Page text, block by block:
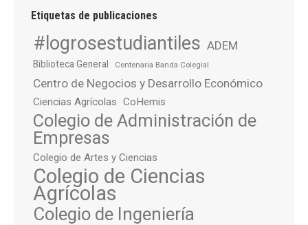
Etiquetas de publicaciones
#logrosestudiantiles ADEM
Biblioteca General Centenaria Banda Colegial
Centro de Negocios y Desarrollo Económico
Ciencias Agrícolas CoHemis
Colegio de Administración de
Empresas
Colegio de Artes y Ciencias
Colegio de Ciencias
Agrícolas
Colegio de Ingeniería